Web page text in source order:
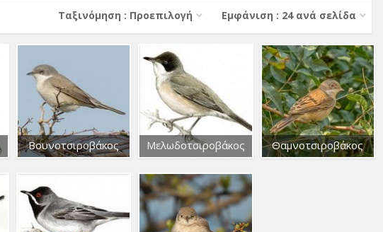
Εμφάνιση : 24 ανά σελίδα
Тαξινόμηση : Προεπιλογή
Βουνοτσιροβάκος Μελωδοτσιροβάκος Θαμνοτσιροβάκος